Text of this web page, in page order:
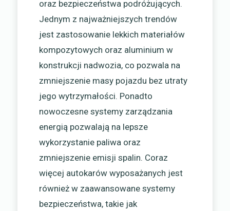
oraz bezpieczeństwa podróżujących.
Jednym z najważniejszych trendów
jest zastosowanie lekkich materiałów
kompozytowych oraz aluminium w
konstrukcji nadwozia, co pozwala na
zmniejszenie masy pojazdu bez utraty
jego wytrzymałości. Ponadto
nowoczesne systemy zarządzania
energią pozwalają na lepsze
wykorzystanie paliwa oraz
zmniejszenie emisji spalin. Coraz
więcej autokarów wyposażanych jest
również w zaawansowane systemy
bezpieczeństwa, takie jak